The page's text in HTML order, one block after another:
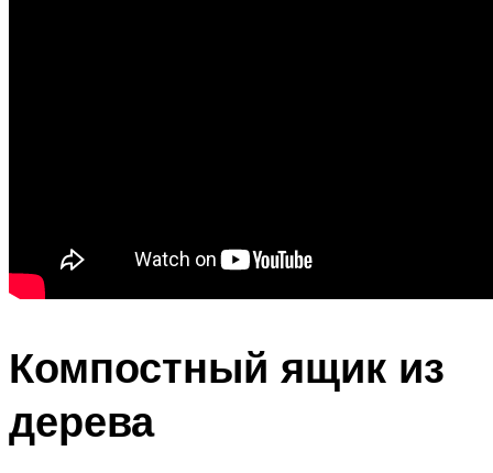
Компостный ящик из
дерева